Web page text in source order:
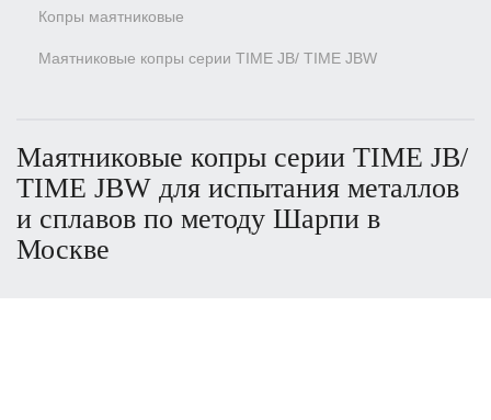
Копры маятниковые
Маятниковые копры серии TIME JB/ TIME JBW
Маятниковые копры серии TIME JB/
TIME JBW для испытания металлов
и сплавов по методу Шарпи в
Москве